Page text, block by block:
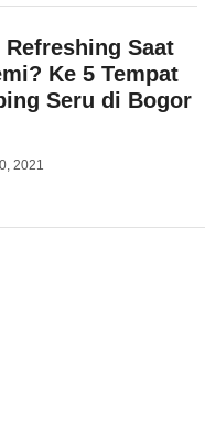
Refreshing Saat
Ke 5 Tempat
Seru di Bogor
2021